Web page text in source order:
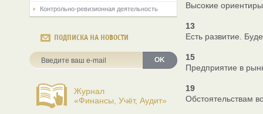
Контрольно-ревизионная деятельность
ПОДПИСКА НА НОВОСТИ
OK
Журнал
«Финансы, Учёт, Аудит»
Высокие
13
Есть развитие.
15
Предприятие в
19
Обстоятельствам